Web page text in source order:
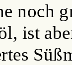
noch
ist